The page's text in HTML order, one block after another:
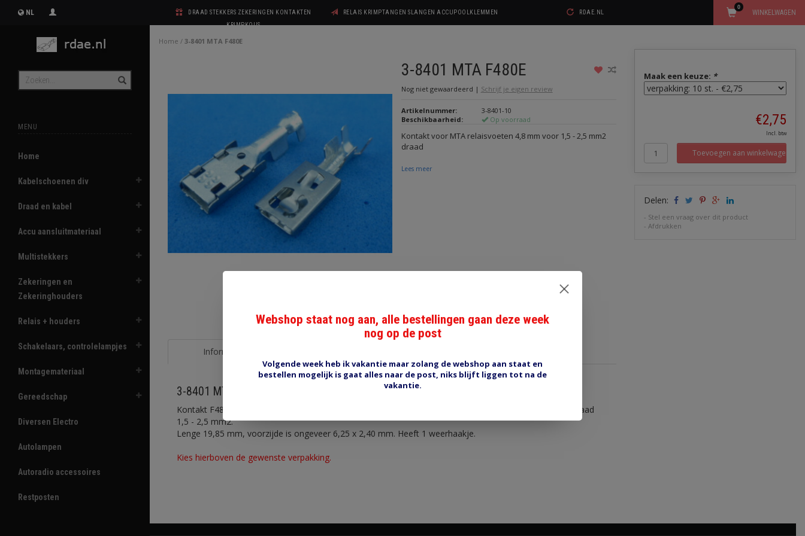
NL
DRAAD STEKKERS ZEKERINGEN KONTAKTEN
KRIMPKOUS
RELAIS KRIMPTANGEN SLANGEN ACCUPOOLKLEMMEN RDAE.NL WINKELWAGEN
0
MENU
Home
Kabelschoenen div
Draad en kabel
Accu aansluitmateriaal
Multistekkers
Zekeringen en
Zekeringhouders
Relais + houders
Schakelaars, controlelampjes
Montagemateriaal
Gereedschap
Diversen Electro
Autolampen
Autoradio accessoires
Restposten
Home / 3-8401 MTA F480E
3-8401 MTA F480E
Nog niet gewaardeerd | Schrijf je eigen review
Artikelnummer:
3-8401-10
Beschikbaarheid:
Op voorraad
Kontakt voor MTA relaisvoeten 4,8 mm voor 1,5 - 2,5 mm2
draad
Lees meer
Informatie
3-8401 MTA F480E
Kontakt F480E voor 4,8 x 0.8 aansluitingen in een MTA Relaisvoet o.a 0101484 voor microrelais. Voor draad
1,5 - 2,5 mm2.
Lenge 19,85 mm, voorzijde is ongeveer 6,25 x 2,40 mm. Heeft 1 weerhaakje.
Kies hierboven de gewenste verpakking.
Maak een keuze: *
€2,75
Incl. btw
Toevoegen aan winkelwagen
Delen:
- Stel een vraag over dit product
-Afdrukken
Webshop staat nog aan, alle bestellingen gaan deze week
nog op de post
Volgende week heb ik vakantie maar zolang de webshop aan staat en
bestellen mogelijk is gaat alles naar de post, niks blijft liggen tot na de
vakantie.